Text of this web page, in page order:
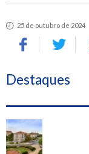
25 de outubro de 2024
Destaques